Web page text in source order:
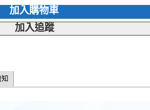
加入購物車
加入追蹤